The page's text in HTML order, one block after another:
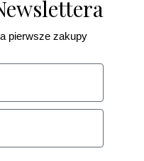
pierwsze zakupy